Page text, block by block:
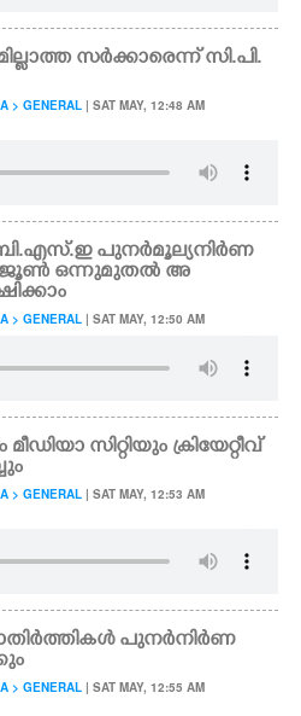
സർക്കാരെന്ന് സി.പി.
> GENERAL | SAT MAY, 12:48 AM
പുനർമൂല്യനിർണ
ജൂൺ ഒന്നുമുതൽ അ
> GENERAL | SAT MAY, 12:50 AM
സിറ്റിയും ക്രിയേറ്റീവ്
> GENERAL | SAT MAY, 12:53 AM
പുനർനിർണ
> GENERAL | SAT MAY, 12:55 AM